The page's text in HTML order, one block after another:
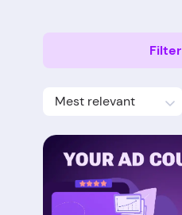
Filter
Mest relevant